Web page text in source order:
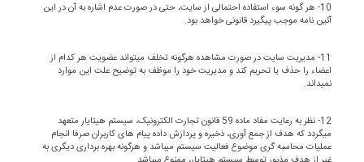
10- هر گونه سوء استفاده احتمالی از سایت، حتی در صورت عدم اشاره به آن در این
آئین نامه موجب پیگیرد قانونی خواهد بود.
11- مدیریت سایت در صورت مشاهده هرگونه تخلف میتواند عضویت هر کدام از
اعضاء را حذف یا تحریم کند و مدیریت خود را موظف به توضیح علت این موارد
نمیداند.
12- نظر به رعایت مفاد ماده 59 قانون تجارت الکترونیک، سیستم هیتایار متعهد
میگردد که هدف از جمع آوری، ذخیره و پردازش داده پیام های کاربران صرفا انجام
عملیات محاسبه گری موضوع فعالیت سیستم میباشد و هرگونه بهره برداری دیگری به